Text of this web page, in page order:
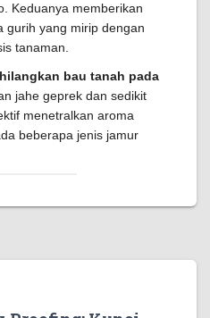
Keduanya memberikan
gurih yang mirip dengan
tanaman.
bau tanah pada
jahe geprek dan sedikit
menetralkan aroma
beberapa jenis jamur